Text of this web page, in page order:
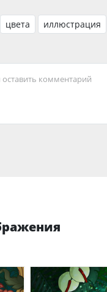
цвета иллюстрация
комментарий